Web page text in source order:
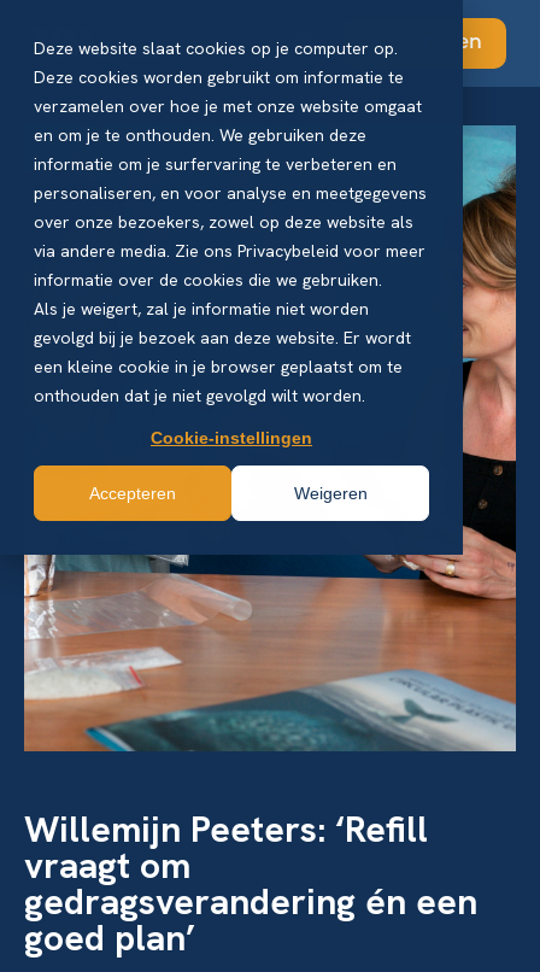
Deze website slaat cookies op je computer op.
Deze cookies worden gebruikt om informatie te
verzamelen over hoe je met onze website omgaat
en om je te onthouden. We gebruiken deze
informatie om je surfervaring te verbeteren en
personaliseren, en voor analyse en meetgegevens
over onze bezoekers, zowel op deze website als
via andere media. Zie ons Privacybeleid voor meer
informatie over de cookies die we gebruiken.
Als je weigert, zal je informatie niet worden
gevolgd bij je bezoek aan deze website. Er wordt
een kleine cookie in je browser geplaatst om te
onthouden dat je niet gevolgd wilt worden.
Cookie-instellingen
Accepteren Weigeren
Abonneren
Willemijn Peeters: ‘Refill
vraagt om
gedragsverandering én een
goed plan’